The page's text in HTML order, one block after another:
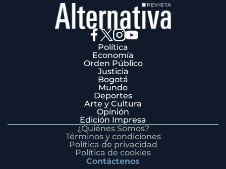
Política
Economía
Orden Público
Justicia
Bogotá
Mundo
Deportes
Arte y Cultura
Opinión
Edición Impresa
¿Quiénes Somos?
Términos y condiciones
Política de privacidad
Política de cookies
Contáctenos